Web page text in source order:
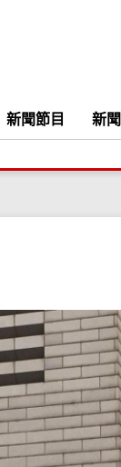
新聞節目 新